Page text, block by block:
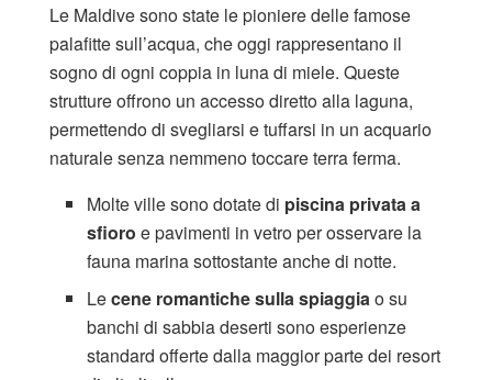
Le Maldive sono state le pioniere delle famose
palafitte sull’acqua, che oggi rappresentano il
sogno di ogni coppia in luna di miele. Queste
strutture offrono un accesso diretto alla laguna,
permettendo di svegliarsi e tuffarsi in un acquario
naturale senza nemmeno toccare terra ferma.
Molte ville sono dotate di piscina privata a
sfioro e pavimenti in vetro per osservare la
fauna marina sottostante anche di notte.
Lecene romantiche sulla spiaggiao su
banchi di sabbia deserti sono esperienze
standard offerte dalla maggior parte dei resort